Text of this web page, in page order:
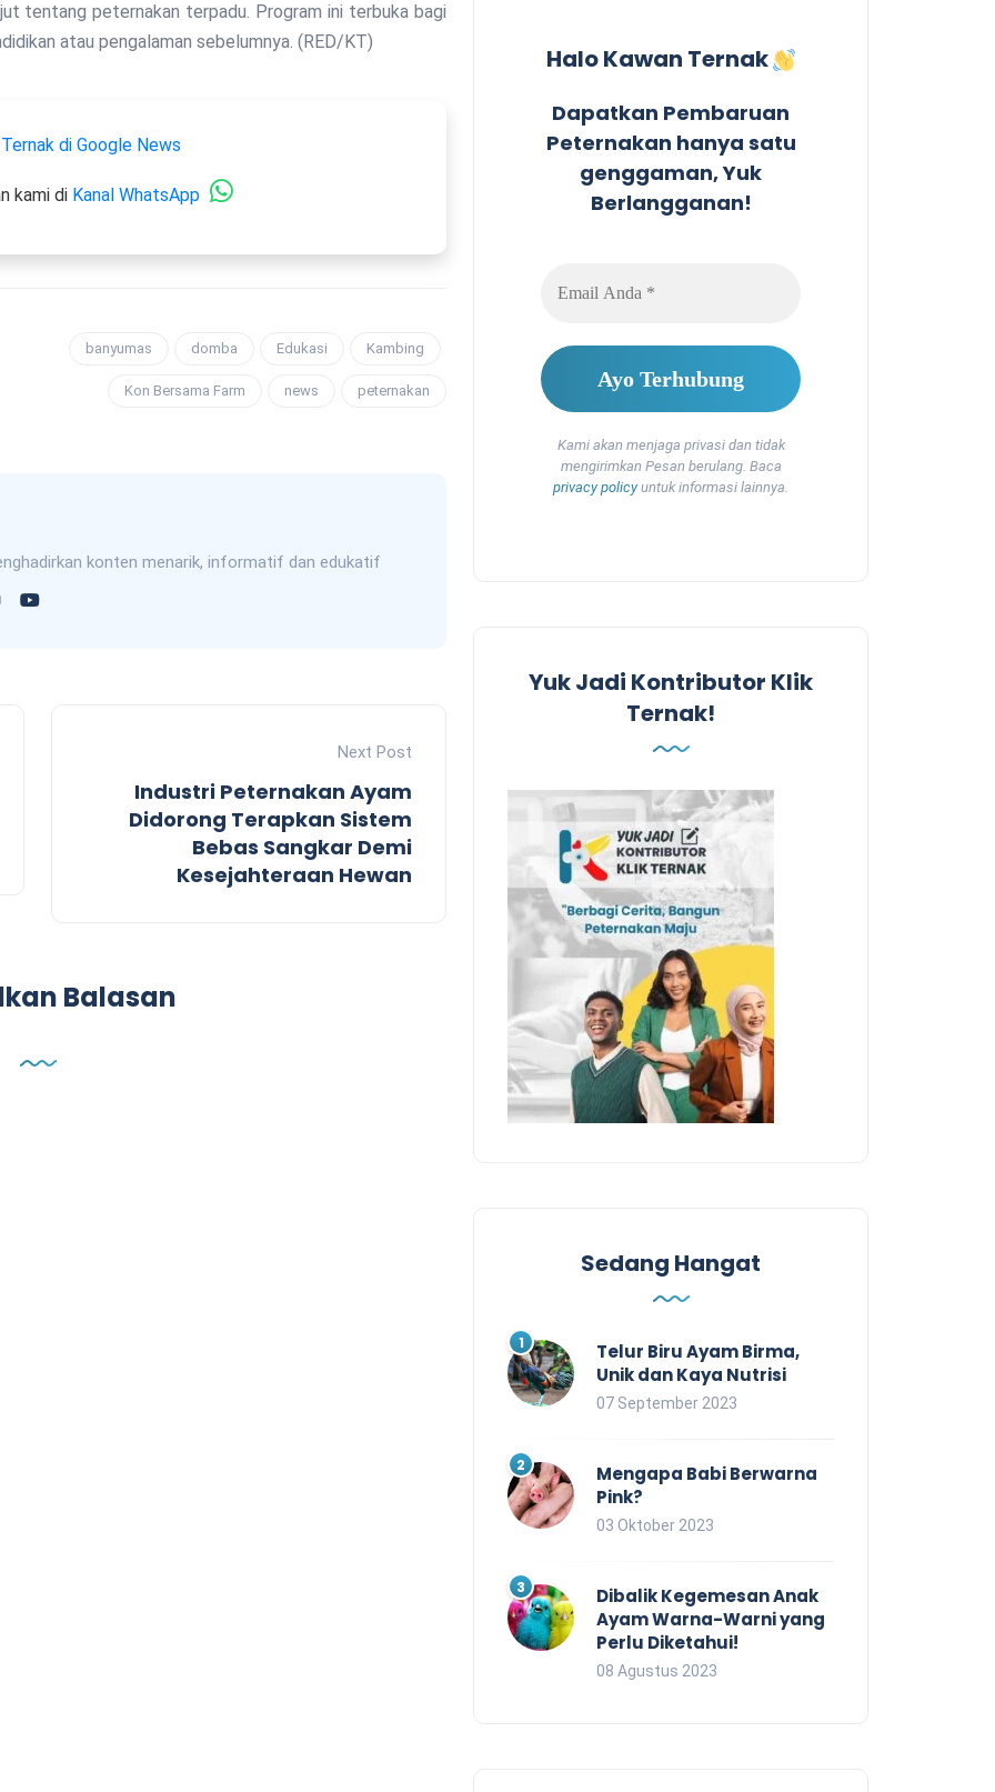
tentang peternakan terpadu. Program ini terbuka bagi
atau pengalaman sebelumnya. (RED/KT)
di Google News
kami di Kanal WhatsApp
banyumas domba Edukasi Kambing
Kon Bersama Farm news peternakan
konten menarik, informatif dan edukatif
Next Post
Industri Peternakan Ayam
Didorong Terapkan Sistem
Bebas Sangkar Demi
Kesejahteraan Hewan
Balasan
Halo Kawan Ternak
Dapatkan Pembaruan
Peternakan hanya satu
genggaman, Yuk
Berlangganan!
Kami akan menjaga privasi dan tidak
mengirimkan Pesan berulang. Baca
privacy policyuntuk informasi lainnya.
Yuk Jadi Kontributor Klik
Ternak!
Sedang Hangat
Telur Biru Ayam Birma,
Unik dan Kaya Nutrisi
07 September 2023
Mengapa Babi Berwarna
Pink?
03 Oktober 2023
Dibalik Kegemesan Anak
Ayam Warna-Warni yang
Perlu Diketahui!
08 Agustus 2023